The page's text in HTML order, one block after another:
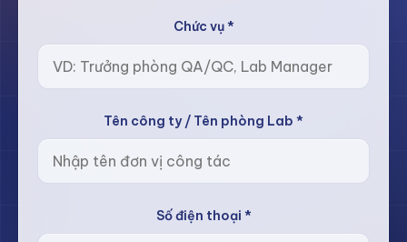
Chức vụ *
Tên công ty / Tên phòng Lab *
Số điện thoại *